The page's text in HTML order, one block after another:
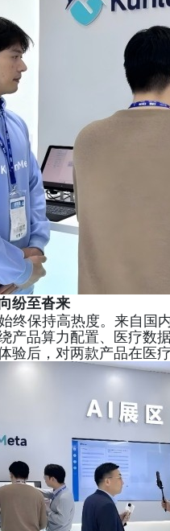
纷至沓来
终保持高热度。来自国
产品算力配置、医疗数
验后，对两款产品在医